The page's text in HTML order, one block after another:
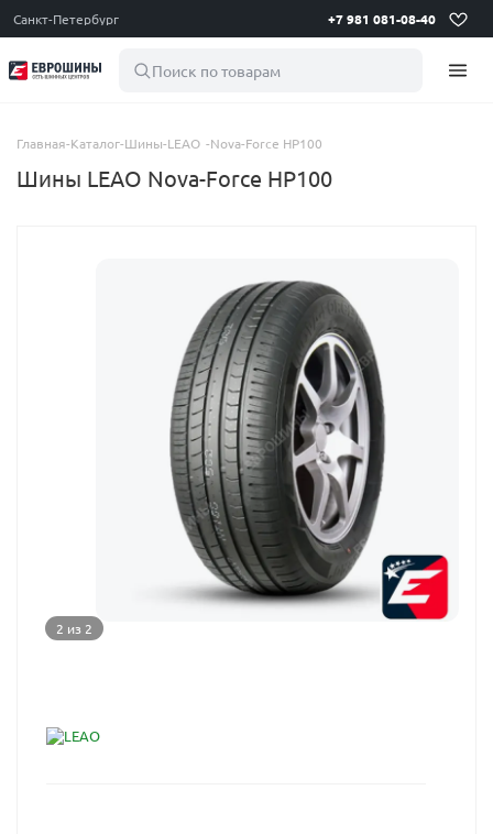
Санкт-Петербург +7 981 081-08-40
Поиск по товарам
Главная-Каталог-Шины-LEAO -Nova-Force HP100
Шины LEAO Nova-Force HP100
2 из 2